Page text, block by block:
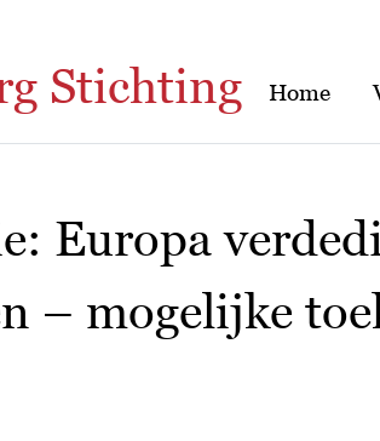
Stichting Home
Europa
– mogelijke